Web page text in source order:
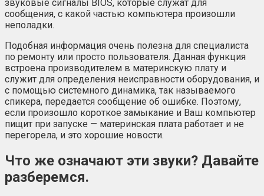
звуковые сигналы BIOS, которые служат для
сообщения, с какой частью компьютера произошли
неполадки.
Подобная информация очень полезна для специалиста
по ремонту или просто пользователя. Данная функция
встроена производителем в материнскую плату и
служит для определения неисправности оборудования, и
с помощью системного динамика, так называемого
спикера, передается сообщение об ошибке. Поэтому,
если произошло короткое замыкание и Ваш компьютер
пищит при запуске — материнская плата работает и не
перегорела, и это хорошие новости.
Что же означают эти звуки? Давайте
разберемся.